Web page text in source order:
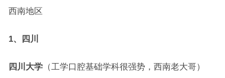
西南地区
1、四川
四川大学（工学口腔基础学科很强势，西南老大哥）